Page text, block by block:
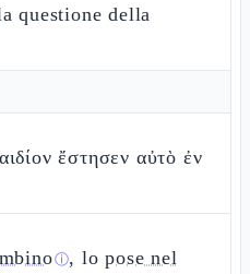
questione della
ἔστησεν αὐτὸ ἐν
ⓘ, lopose nel